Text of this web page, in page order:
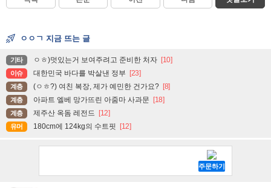
ㅇㅇㄱ 지금 뜨는 글
기타 ㅇㅎ)멋있는거 보여주려고 준비한 처자 [10]
이슈 대한민국 바다를 박살낸 정부 [23]
계층 (ㅇㅎ?) 여친 복장, 제가 예민한 건가요? [8]
계층 아파트 엘베 망가뜨린 아줌마 사과문 [18]
계층 제주산 옥돔 레전드 [12]
유머 180cm에 124kg의 수트핏 [12]